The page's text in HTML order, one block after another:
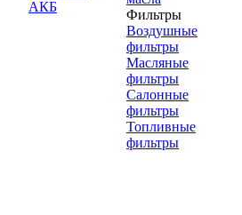
АКБ
Фильтры
Воздушные
фильтры
Масляные
фильтры
Салонные
фильтры
Топливные
фильтры